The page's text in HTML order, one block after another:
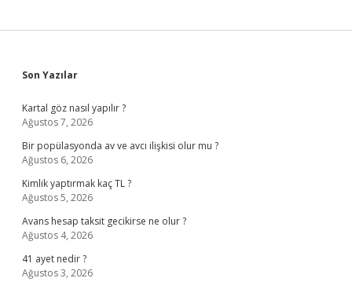
Sidebar
Son Yazılar
Kartal göz nasıl yapılır ?
Ağustos 7, 2026
Bir popülasyonda av ve avcı ilişkisi olur mu ?
Ağustos 6, 2026
Kimlik yaptırmak kaç TL ?
Ağustos 5, 2026
Avans hesap taksit gecikirse ne olur ?
Ağustos 4, 2026
41 ayet nedir ?
Ağustos 3, 2026